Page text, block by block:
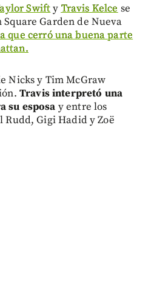
Swifty Travis Kelce se
Garden de Nueva
que cerró una buena parte
Nicks y Tim McGraw
Travis interpretó una
su esposa y entre los
Rudd, Gigi Hadid y Zoë